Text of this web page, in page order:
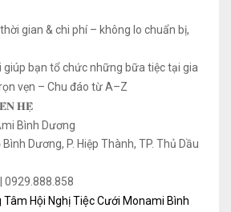
gian & chi phí – không lo chuẩn bị,
giúp bạn tổ chức những bữa tiệc tại gia
vẹn – Chu đáo từ A–Z
𝐇𝐄̣̂
Bình Dương
Dương, P. Hiệp Thành, TP. Thủ Dầu
0929.888.858
Tâm Hội Nghị Tiệc Cưới Monami Bình